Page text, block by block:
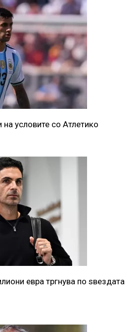
условите со Атлетико
евра тргнува по ѕвездата